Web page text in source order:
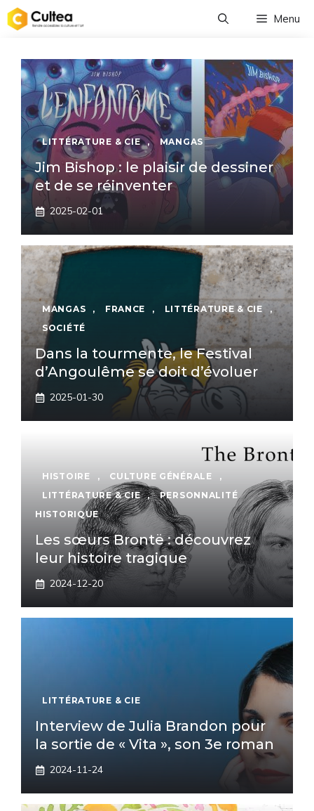
Aller
au
Menu
LITTÉRATURE & CIE , MANGAS
Jim Bishop : le plaisir de dessiner
et de se réinventer
2025-02-01
MANGAS , FRANCE , LITTÉRATURE & CIE
,
SOCIÉTÉ
Dans la tourmente, le Festival
d’Angoulême se doit d’évoluer
2025-01-30
HISTOIRE , CULTURE GÉNÉRALE
,
LITTÉRATURE & CIE
,
PERSONNALITÉ
HISTORIQUE
Les sœurs Brontë : découvrez
leur histoire tragique
2024-12-20
LITTÉRATURE & CIE
Interview de Julia Brandon pour
la sortie de « Vita », son 3e roman
2024-11-24